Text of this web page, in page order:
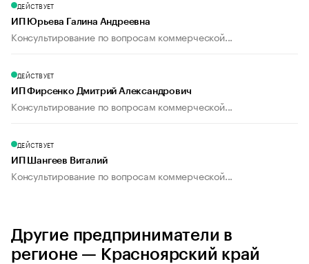
ДЕЙСТВУЕТ
ИП Юрьева Галина Андреевна
Консультирование по вопросам коммерческой...
ДЕЙСТВУЕТ
ИП Фирсенко Дмитрий Александрович
Консультирование по вопросам коммерческой...
ДЕЙСТВУЕТ
ИП Шангеев Виталий
Консультирование по вопросам коммерческой...
Другие предприниматели в
регионе — Красноярский край